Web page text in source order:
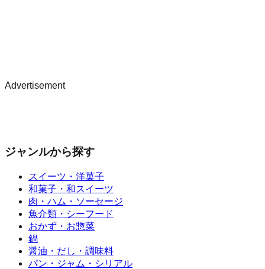
Advertisement
ジャンルから探す
スイーツ・洋菓子
和菓子・和スイーツ
肉・ハム・ソーセージ
魚介類・シーフード
おかず・お惣菜
鍋
醤油・だし・調味料
パン・ジャム・シリアル